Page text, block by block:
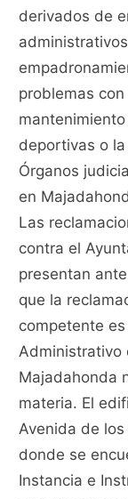
derivados de
problemas
deportivas o
Órganos
en
Las
contra el
presentan
que la
competente
Administrativo
Majadahonda
materia. El
Avenida de
donde se
Instancia e